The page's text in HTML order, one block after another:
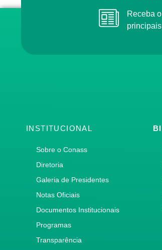
Receba o conteúdo semanal do Conass com as
INSTITUCIONAL
Sobre o Conass
Diretoria
Galeria de Presidentes
Notas Oficiais
Documentos Institucionais
Programas
Transparência